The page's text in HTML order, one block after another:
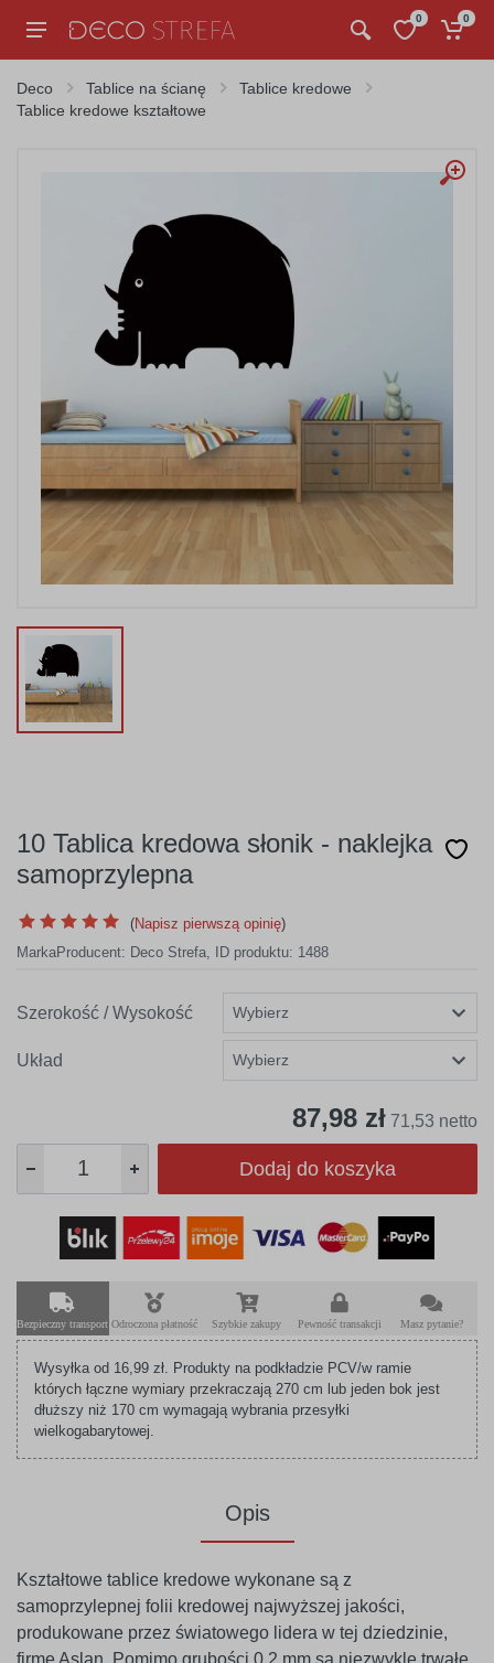
0 0
Deco Tablice na ścianę
Tablice kredowe
Tablice kredowe kształtowe
10 Tablica kredowa słonik - naklejka
samoprzylepna
(Napisz pierwszą opinię)
MarkaProducent: Deco Strefa, ID produktu: 1488
Szerokość / Wysokość
Układ
87,98 zł 71,53 netto
Dodaj do koszyka
Bezpieczny transport Odroczona płatność Szybkie zakupy Pewność transakcji Masz pytanie?
Wysyłka od 16,99 zł. Produkty na podkładzie PCV/w ramie
których łączne wymiary przekraczają 270 cm lub jeden bok jest
dłuższy niż 170 cm wymagają wybrania przesyłki
wielkogabarytowej.
Opis
Kształtowe tablice kredowe wykonane są z
samoprzylepnej folii kredowej najwyższej jakości,
produkowane przez światowego lidera w tej dziedzinie,